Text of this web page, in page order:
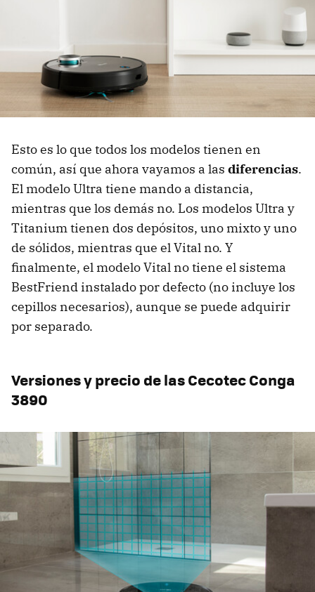
Esto es lo que todos los modelos tienen en
común, así que ahora vayamos a las diferencias.
El modelo Ultra tiene mando a distancia,
mientras que los demás no. Los modelos Ultra y
Titanium tienen dos depósitos, uno mixto y uno
de sólidos, mientras que el Vital no. Y
finalmente, el modelo Vital no tiene el sistema
BestFriend instalado por defecto (no incluye los
cepillos necesarios), aunque se puede adquirir
por separado.
Versiones y precio de las Cecotec Conga
3890